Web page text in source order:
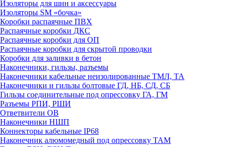
Изоляторы для шин и аксессуары
Изоляторы SM «бочка»
Коробки распаячные ПВХ
Распаячные коробки ДКС
Распаячные коробки для ОП
Распаячные коробки для скрытой проводки
Коробки для заливки в бетон
Наконечники, гильзы, разъемы
Наконечники кабельные неизолированные ТМЛ, ТА
Наконечники и гильзы болтовые ГД, НБ, СД, СБ
Гильзы соединительные под опрессовку ГА, ГМ
Разъемы РПИ, РШИ
Ответвители ОВ
Наконечники НШП
Коннекторы кабельные IP68
Наконечник алюмомедный под опрессовку ТАМ